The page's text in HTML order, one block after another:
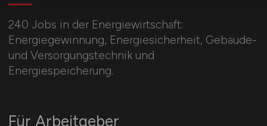
240 Jobs in der Energiewirtschaft:
Energiegewinnung, Energiesicherheit, Gebäude-
und Versorgungstechnik und
Energiespeicherung.
Für Arbeitgeber